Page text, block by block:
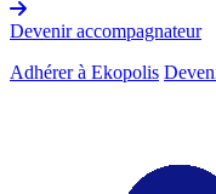
Devenir accompagnateur
Adhérer à Ekopolis